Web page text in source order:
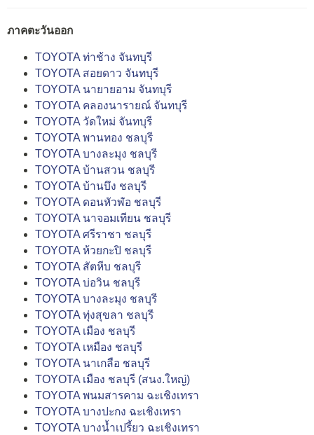
ภาคตะวันออก
TOYOTA ท่าช้าง จันทบุรี
TOYOTA สอยดาว จันทบุรี
TOYOTA นายายอาม จันทบุรี
TOYOTA คลองนารายณ์ จันทบุรี
TOYOTA วัดใหม่ จันทบุรี
TOYOTA พานทอง ชลบุรี
TOYOTA บางละมุง ชลบุรี
TOYOTA บ้านสวน ชลบุรี
TOYOTA บ้านบึง ชลบุรี
TOYOTA ดอนหัวฬ่อ ชลบุรี
TOYOTA นาจอมเทียน ชลบุรี
TOYOTA ศรีราชา ชลบุรี
TOYOTA ห้วยกะปิ ชลบุรี
TOYOTA สัตหีบ ชลบุรี
TOYOTA บ่อวิน ชลบุรี
TOYOTA บางละมุง ชลบุรี
TOYOTA ทุ่งสุขลา ชลบุรี
TOYOTA เมือง ชลบุรี
TOYOTA เหมือง ชลบุรี
TOYOTA นาเกลือ ชลบุรี
TOYOTA เมือง ชลบุรี (สนง.ใหญ่)
TOYOTA พนมสารคาม ฉะเชิงเทรา
TOYOTA บางปะกง ฉะเชิงเทรา
TOYOTA บางน้ำเปรี้ยว ฉะเชิงเทรา